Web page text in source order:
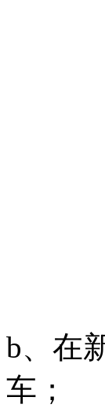
b、在
车；